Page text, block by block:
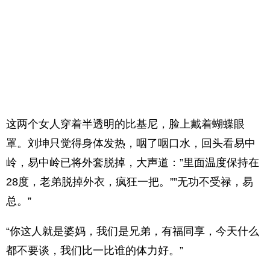
这两个女人穿着半透明的比基尼，脸上戴着蝴蝶眼
罩。刘坤只觉得身体发热，咽了咽口水，回头看易中
岭，易中岭已将外套脱掉，大声道：”里面温度保持在
28度，老弟脱掉外衣，疯狂一把。””无功不受禄，易
总。”
“你这人就是婆妈，我们是兄弟，有福同享，今天什么
都不要谈，我们比一比谁的体力好。”